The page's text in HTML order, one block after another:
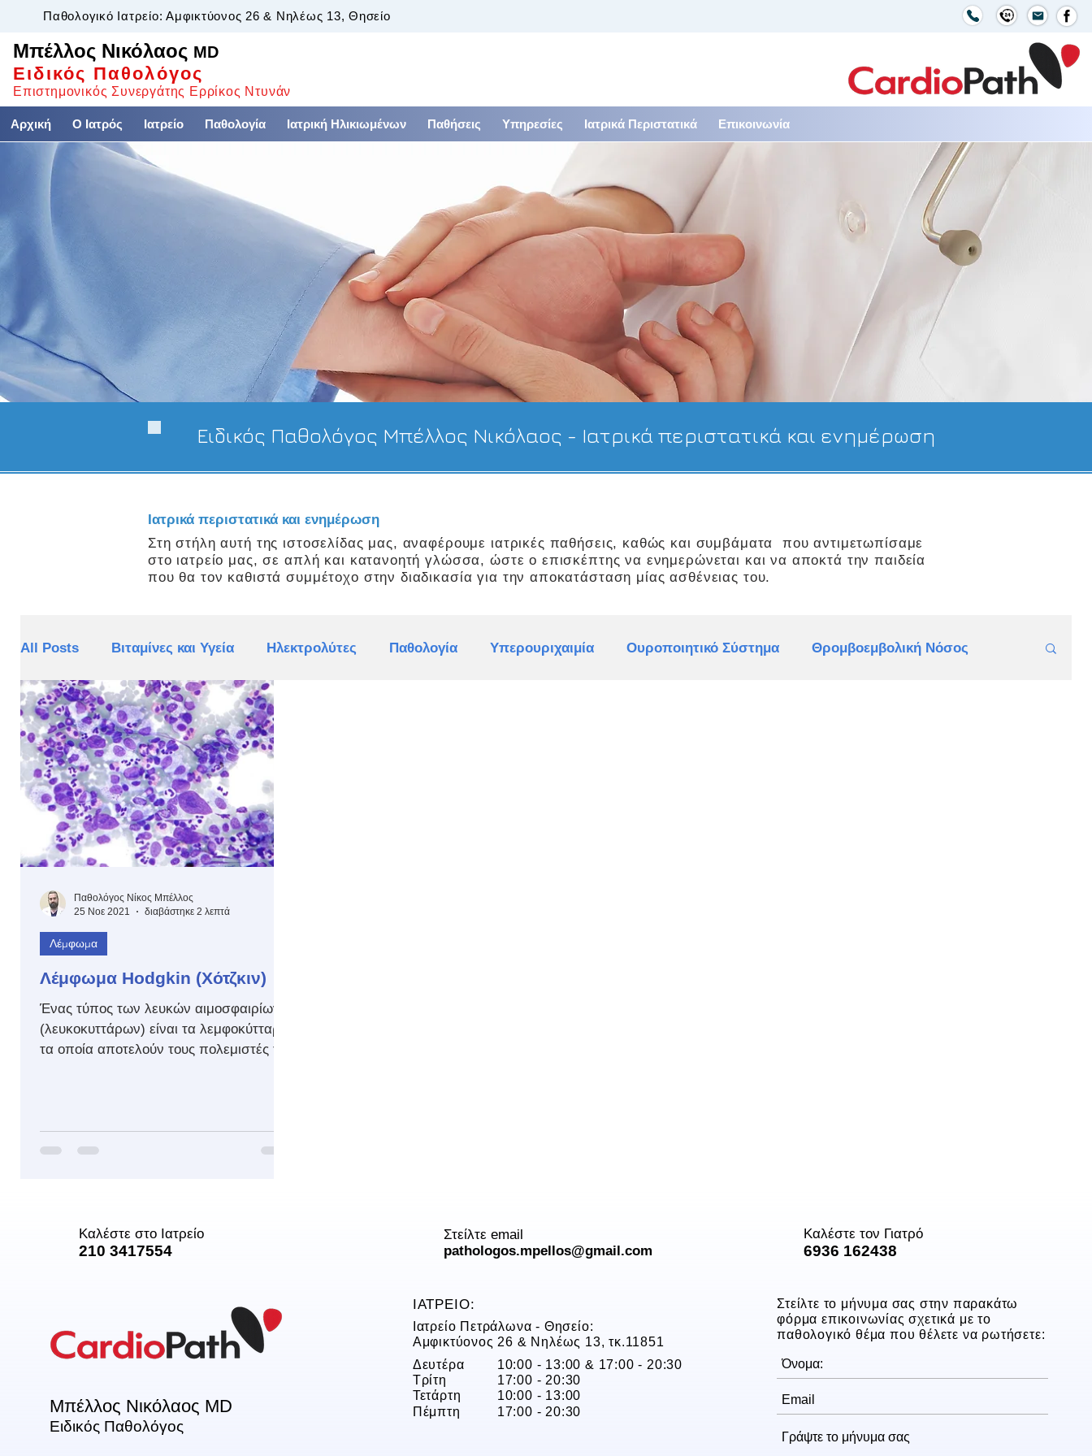
Παθολογικό Ιατρείο: Αμφικτύονος 26 & Νηλέως 13, Θησείο
Μπέλλος Νικόλαος MD
Ειδικός Παθολόγος
Επιστημονικός Συνεργάτης Ερρίκος Ντυνάν
Αρχική Ο Ιατρός Ιατρείο Παθολογία Ιατρική Ηλικιωμένων Παθήσεις Υπηρεσίες Ιατρικά Περιστατικά Επικοινωνία
Ειδικός Παθολόγος Μπέλλος Νικόλαος - Ιατρικά περιστατικά και ενημέρωση
Ιατρικά περιστατικά και ενημέρωση
Στη στήλη αυτή της ιστοσελίδας μας, αναφέρουμε ιατρικές παθήσεις, καθώς και συμβάματα που αντιμετωπίσαμε
στο ιατρείο μας, σε απλή και κατανοητή γλώσσα, ώστε ο επισκέπτης να ενημερώνεται και να αποκτά την παιδεία
που θα τον καθιστά συμμέτοχο στην διαδικασία για την αποκατάσταση μίας ασθένειας του.
All Posts Βιταμίνες και Υγεία Ηλεκτρολύτες Παθολογία Υπερουριχαιμία Ουροποιητικό Σύστημα Θρομβοεμβολική Νόσος
Υπέρταση Πεπτικό σύστημα
Λέμφωμα Hodgkin (Χότζκιν)
Ένας τύπος των λευκών αιμοσφαιρίων
(λευκοκυττάρων) είναι τα λεμφοκύτταρα
τα οποία αποτελούν τους πολεμιστές του
Λέμφωμα
Παθολόγος Νίκος Μπέλλος
25 Νοε 2021
διαβάστηκε 2 λεπτά
Καλέστε στο Ιατρείο
210 3417554
Μπέλλος Νικόλαος MD
Ειδικός Παθολόγος
Στείλτε email
pathologos.mpellos@gmail.com
ΙΑΤΡΕΙΟ:
Ιατρείο Πετράλωνα - Θησείο:
Αμφικτύονος 26 & Νηλέως 13, τκ.11851
Δευτέρα
Τρίτη
Τετάρτη
Πέμπτη
10:00 - 13:00 & 17:00 - 20:30
17:00 - 20:30
10:00 - 13:00
17:00 - 20:30
Καλέστε τον Γιατρό
6936 162438
Στείλτε το μήνυμα σας στην παρακάτω
φόρμα επικοινωνίας σχετικά με το
παθολογικό θέμα που θέλετε να ρωτήσετε: